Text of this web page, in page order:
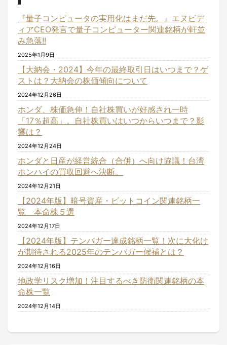
『量子コンピュータの実用化はまだ先。』エヌビデ
ィアCEO発言で量子コンピューター関連銘柄が軒並
み急落!!
2025年1月9日
【大納会・2024】今年の最終取引日はいつまで？ゲ
ストは？大納会の株価傾向について
2024年12月26日
ホンダ、株価急伸！自社株買いが好感され一時
「17％超高」。自社株買いはいつからいつまで？影
響は？
2024年12月24日
ホンダと日産が経営統合（合併）へ向け協議！台湾
ホンハイの買収回避へ決断。
2024年12月21日
【2024年版】暗号資産・ビットコイン関連銘柄一
覧 本命株５選
2024年12月17日
【2024年版】テンバガー達成銘柄一覧！次に大化け
が期待される2025年のテンバガー候補とは？
2024年12月16日
地政学リスク増加！注目するべき防衛関連銘柄の本
命株一覧
2024年12月14日